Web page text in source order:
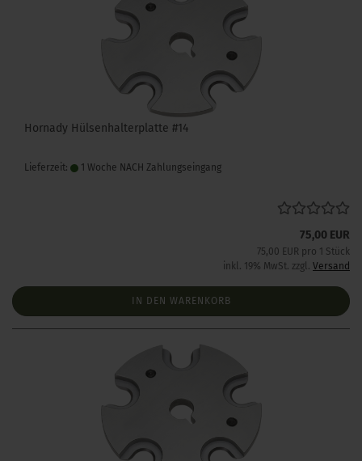
Hornady Hülsenhalterplatte #14
Lieferzeit: 1 Woche NACH Zahlungseingang
75,00 EUR
75,00 EUR pro 1 Stück
inkl. 19% MwSt. zzgl. Versand
IN DEN WARENKORB